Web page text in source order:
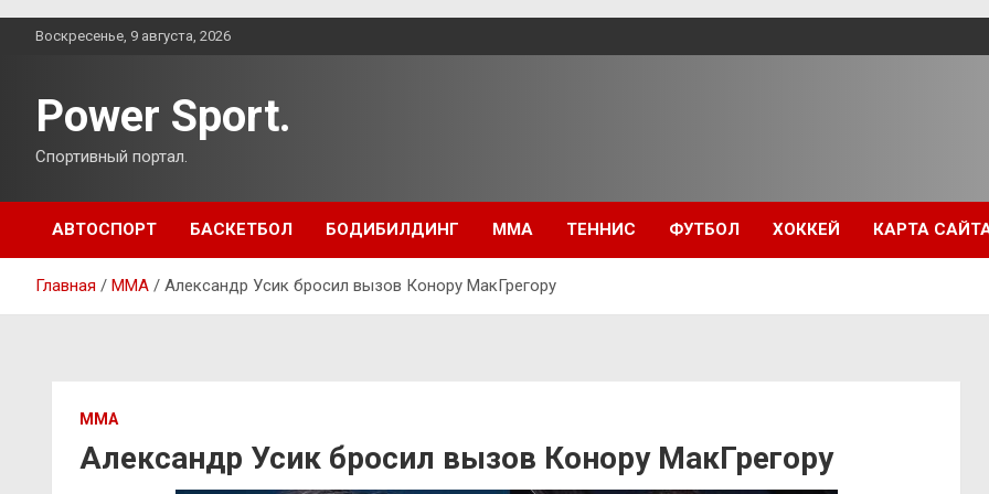
ПерейтиВоскресенье, 9 августа, 2026
Power Sport.
Спортивный портал.
АВТОСПОРТ БАСКЕТБОЛ БОДИБИЛДИНГ ММА ТЕННИС ФУТБОЛ ХОККЕЙ КАРТА
Главная ММА Александр Усик бросил вызов Конору МакГрегору
ММА
Александр Усик бросил вызов Конору МакГрегору